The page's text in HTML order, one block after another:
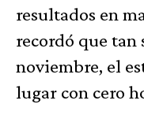
resultados en
recordó que tan
noviembre, el
lugar con cero